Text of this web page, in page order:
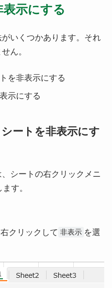
示にする
いくつかあります。それ
ん。
を非表示にする
示にする
ートを非表示にす
シートの右クリックメニ
す。
クリックして 非表示 を選